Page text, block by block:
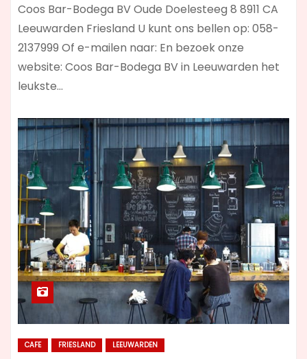
Coos Bar-Bodega BV Oude Doelesteeg 8 8911 CA
Leeuwarden Friesland U kunt ons bellen op: 058-
2137999 Of e-mailen naar: En bezoek onze
website: Coos Bar-Bodega BV in Leeuwarden het
leukste…
CAFE FRIESLAND LEEUWARDEN